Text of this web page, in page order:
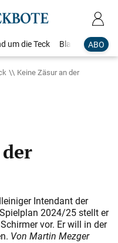
ABO
um die Teck Blaulicht
Keine Zäsur an der
Intendant der
2024/25 stellt er
vor. Er will in der
Von Martin Mezger